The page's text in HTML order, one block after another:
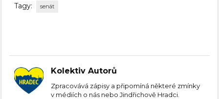
Tagy: senát
Kolektiv Autorů
Zpracovává zápisy a připomíná některé zmínky
v médiích o nás nebo Jindřichově Hradci.